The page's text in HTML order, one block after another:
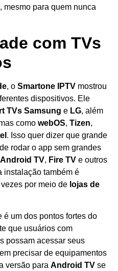
mesmo para quem nunca
com TVs
, o Smartone IPTV mostrou
dispositivos. Ele
TVs Samsung e LG, além
como webOS, Tizen,
. Isso quer dizer que grande
rodar o app sem grandes
Android TV, Fire TV e outros
instalação também é
por meio de lojas de
um dos pontos fortes do
que usuários com
possam acessar seus
precisar de equipamentos
versão para Android TV se